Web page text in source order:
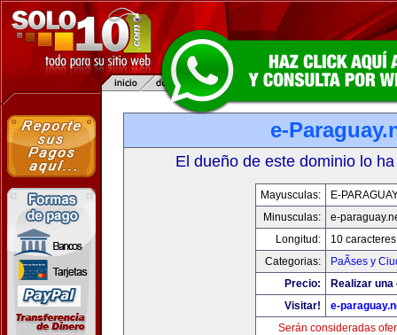
e-
El dueño de este dominio lo
Mayusculas:
E-
Minusculas:
e-
Longitud:
10 caracteres
Categorias:
PaÃ­ses y
Precio:
Realizar
Visitar!
e-
Serán consideradas